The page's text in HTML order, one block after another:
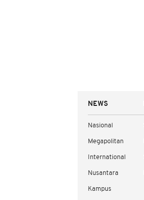
NEWS
Nasional
Megapolitan
International
Nusantara
Kampus